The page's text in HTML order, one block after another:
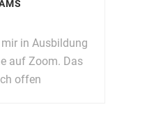
in Ausbildung
auf Zoom. Das
offen